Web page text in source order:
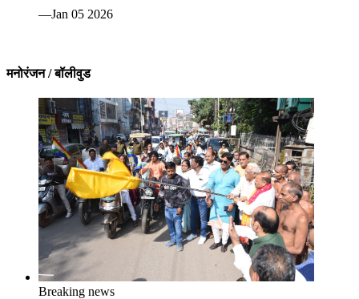
—Jan 05 2026
मनोरंजन / बॉलीवुड
Breaking news